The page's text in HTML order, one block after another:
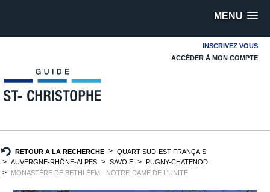
MENU
INSCRIVEZ VOUS
ACCÉDER À MON COMPTE
RETOUR A LA RECHERCHE
QUART SUD-EST FRANÇAIS
AUVERGNE-RHÔNE-ALPES
SAVOIE
PUGNY-CHATENOD
MONASTÈRE DE BETHLÉEM - NOTRE-DAME DE L'UNITÉ